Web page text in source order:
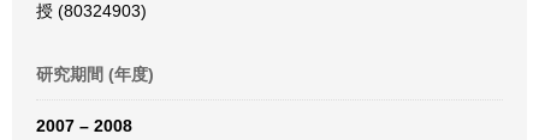
授 (80324903)
研究期間 (年度)
2007 – 2008